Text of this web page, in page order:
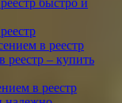
быстро и
в реестр
– купить
в реестр